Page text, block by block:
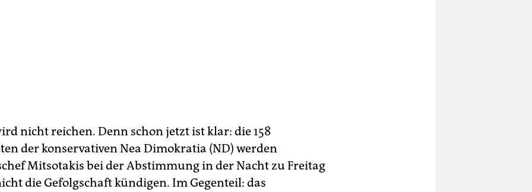
nicht reichen. Denn schon jetzt ist klar: die 158
der konservativen Nea Dimokratia (ND) werden
Mitsotakis bei der Abstimmung in der Nacht zu Freitag
die Gefolgschaft kündigen. Im Gegenteil: das